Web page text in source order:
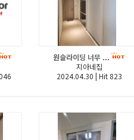
원슬라이딩 너무 ...
지아네집
2024.04.30 | Hit 823